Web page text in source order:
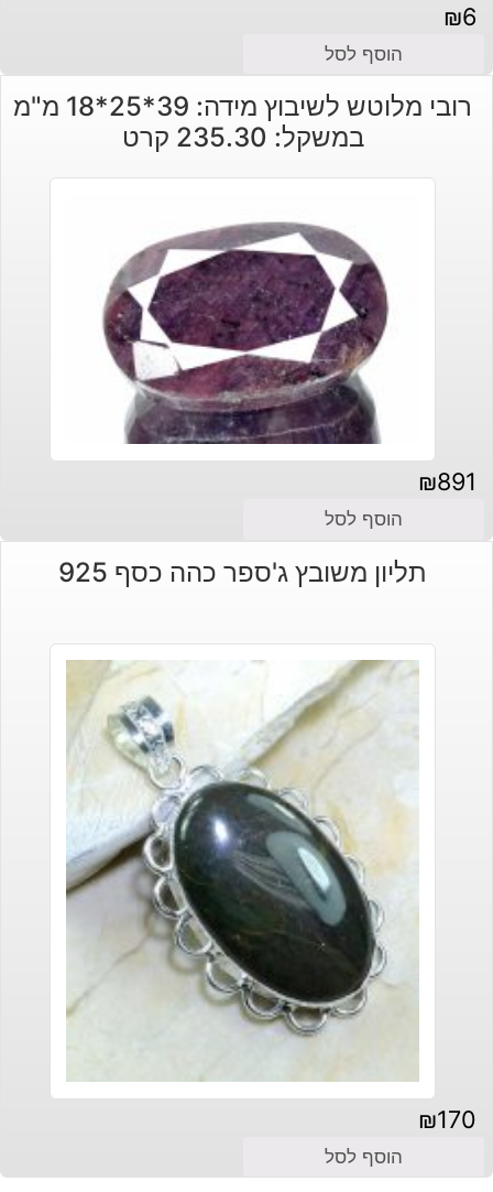
₪6
הוסף לסל
רובי מלוטש לשיבוץ מידה: 39*25*18 מ"מ
במשקל: 235.30 קרט
₪891
הוסף לסל
תליון משובץ ג'ספר כהה כסף 925
₪170
הוסף לסל